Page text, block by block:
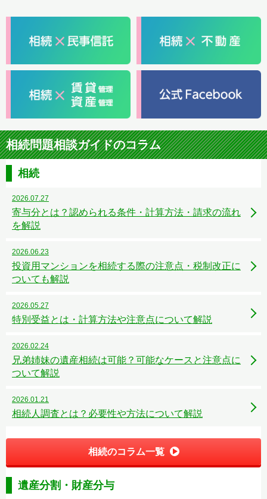
相続問題相談ガイドのコラム
相続
2026.07.27
寄与分とは？認められる条件・計算方法・請求の流れ
を解説
2026.06.23
投資用マンションを相続する際の注意点・税制改正に
ついても解説
2026.05.27
特別受益とは・計算方法や注意点について解説
2026.02.24
兄弟姉妹の遺産相続は可能？可能なケースと注意点に
ついて解説
2026.01.21
相続人調査とは？必要性や方法について解説
相続のコラム一覧
遺産分割・財産分与